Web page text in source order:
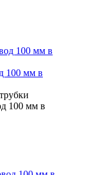
100 мм в
100 мм в